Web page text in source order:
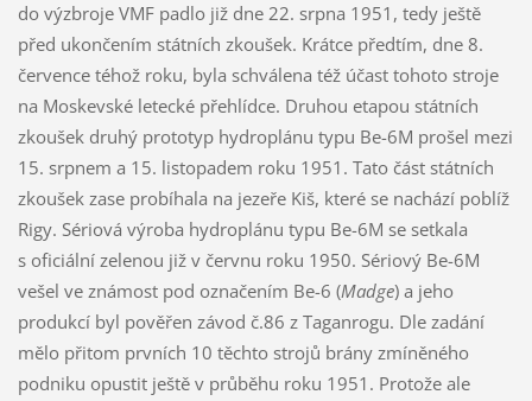
do výzbroje VMF padlo již dne 22. srpna 1951, tedy ještě
před ukončením státních zkoušek. Krátce předtím, dne 8.
července téhož roku, byla schválena též účast tohoto stroje
na Moskevské letecké přehlídce. Druhou etapou státních
zkoušek druhý prototyp hydroplánu typu Be-6M prošel mezi
15. srpnem a 15. listopadem roku 1951. Tato část státních
zkoušek zase probíhala na jezeře Kiš, které se nachází poblíž
Rigy. Sériová výroba hydroplánu typu Be-6M se setkala
s oficiální zelenou již v červnu roku 1950. Sériový Be-6M
vešel ve známost pod označením Be-6 (Madge) a jeho
produkcí byl pověřen závod č.86 z Taganrogu. Dle zadání
mělo přitom prvních 10 těchto strojů brány zmíněného
podniku opustit ještě v průběhu roku 1951. Protože ale